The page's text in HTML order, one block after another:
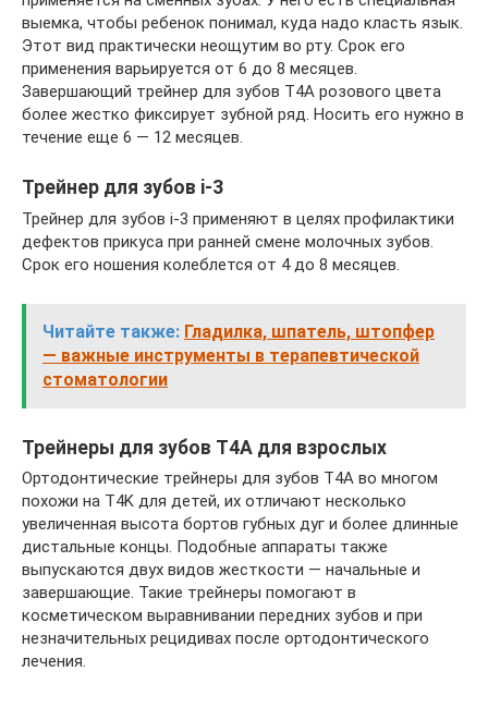
выемка, чтобы ребенок понимал, куда надо класть язык.
Этот вид практически неощутим во рту. Срок его
применения варьируется от 6 до 8 месяцев.
Завершающий трейнер для зубов T4A розового цвета
более жестко фиксирует зубной ряд. Носить его нужно в
течение еще 6 — 12 месяцев.
Трейнер для зубов i-3
Трейнер для зубов i-3 применяют в целях профилактики
дефектов прикуса при ранней смене молочных зубов.
Срок его ношения колеблется от 4 до 8 месяцев.
Читайте также: Гладилка, шпатель, штопфер
— важные инструменты в терапевтической
стоматологии
Трейнеры для зубов T4А для взрослых
Ортодонтические трейнеры для зубов T4А во многом
похожи на T4K для детей, их отличают несколько
увеличенная высота бортов губных дуг и более длинные
дистальные концы. Подобные аппараты также
выпускаются двух видов жесткости — начальные и
завершающие. Такие трейнеры помогают в
косметическом выравнивании передних зубов и при
незначительных рецидивах после ортодонтического
лечения.